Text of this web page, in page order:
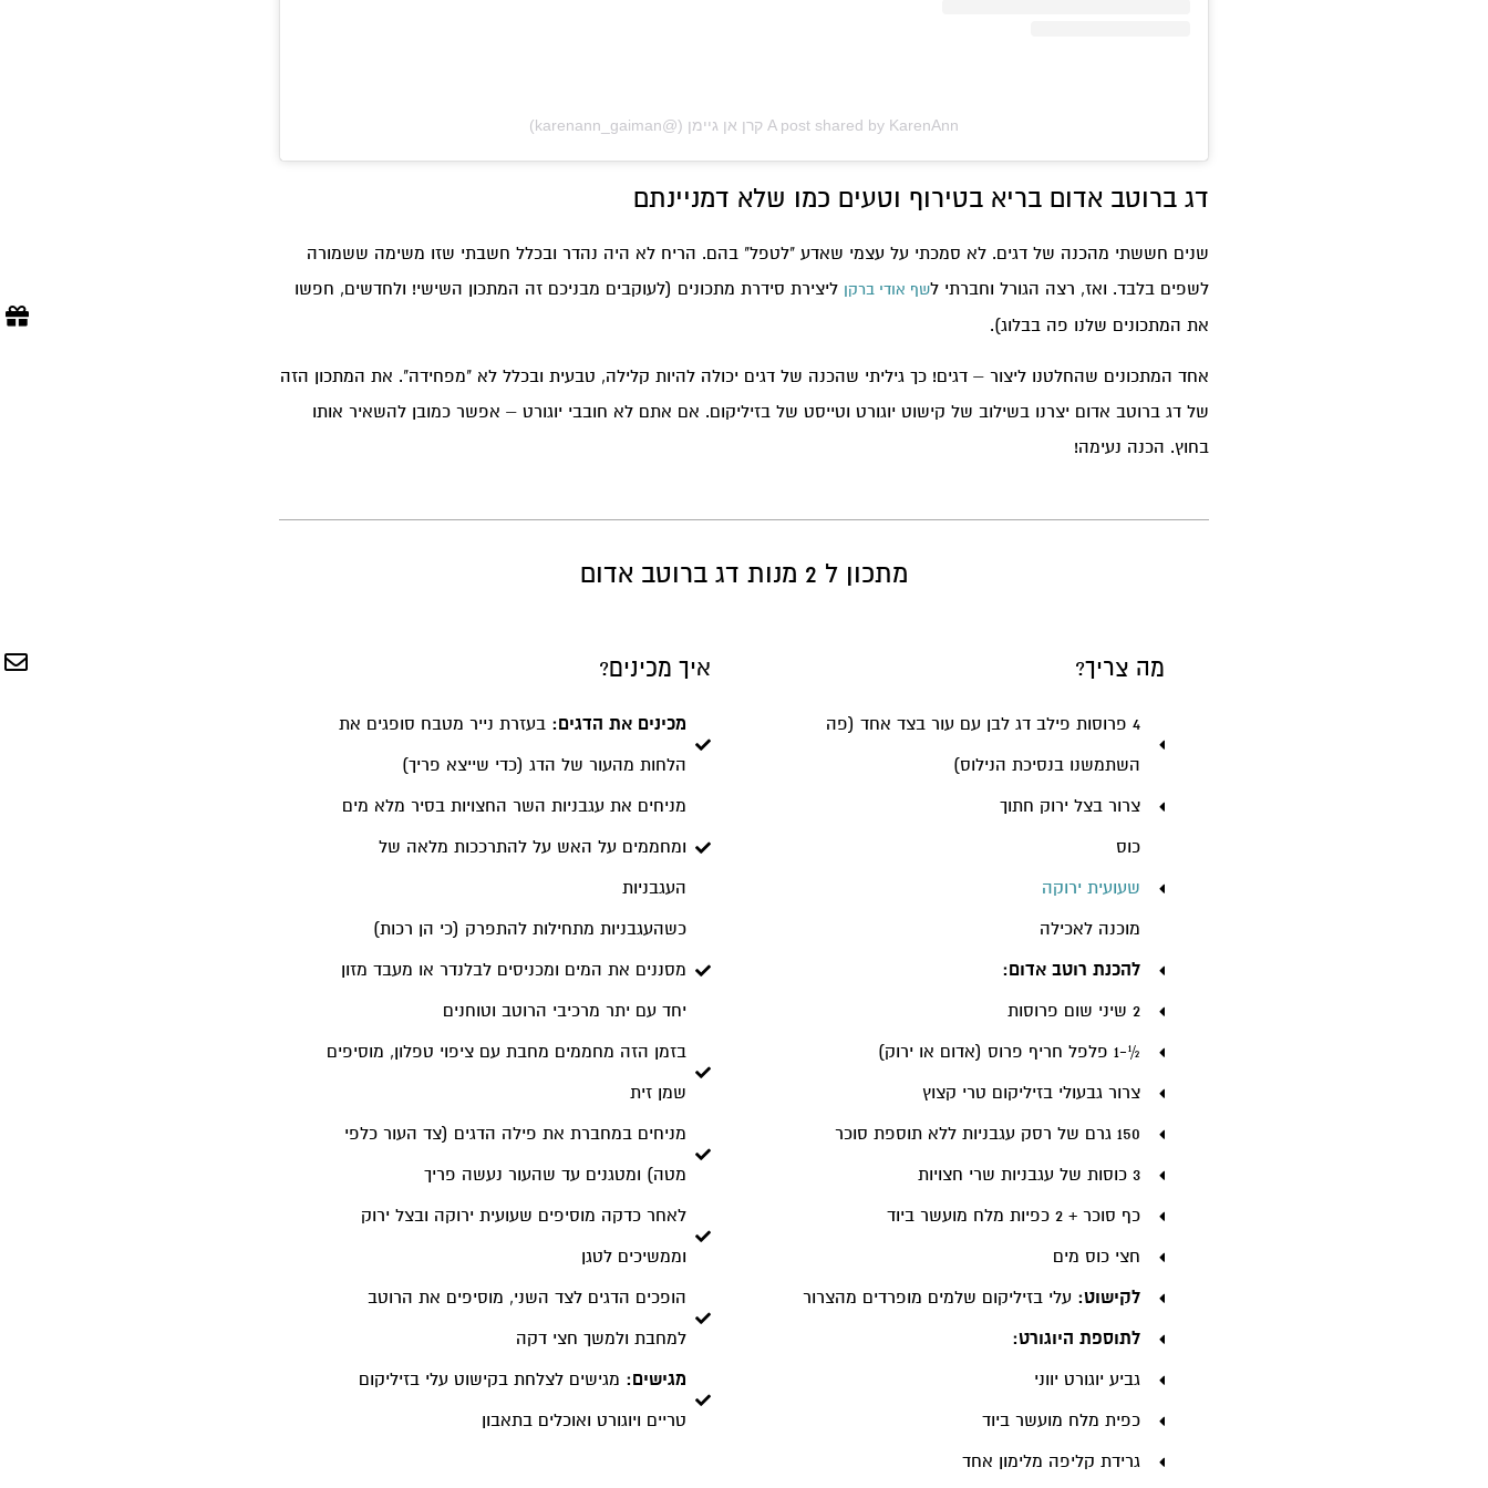
A post shared by KarenAnn קרן אן גיימן (@karenann_gaiman)
דג ברוטב אדום בריא בטירוף וטעים כמו שלא דמניינתם
שנים חששתי מהכנה של דגים. לא סמכתי על עצמי שאדע "לטפל" בהם. הריח לא היה נהדר ובכלל חשבתי שזו משימה ששמורה
לשפים בלבד. ואז, רצה הגורל וחברתי לשף אודי ברקן ליצירת סידרת מתכונים (לעוקבים מבניכם זה המתכון השישי! ולחדשים, חפשו
את המתכונים שלנו פה בבלוג).
אחד המתכונים שהחלטנו ליצור – דגים! כך גיליתי שהכנה של דגים יכולה להיות קלילה, טבעית ובכלל לא "מפחידה". את המתכון הזה
של דג ברוטב אדום יצרנו בשילוב של קישוט יוגורט וטייסט של בזיליקום. אם אתם לא חובבי יוגורט – אפשר כמובן להשאיר אותו
בחוץ. הכנה נעימה!
מתכון ל 2 מנות דג ברוטב אדום
מה צריך?
4 פרוסות פילב דג לבן עם עור בצד אחד (פה
השתמשנו בנסיכת הנילוס)
צרור בצל ירוק חתוך
כוס
שעועית ירוקה
מוכנה לאכילה
להכנת רוטב אדום:
2 שיני שום פרוסות
½-1 פלפל חריף פרוס (אדום או ירוק)
צרור גבעולי בזיליקום טרי קצוץ
150 גרם של רסק עגבניות ללא תוספת סוכר
3 כוסות של עגבניות שרי חצויות
כף סוכר + 2 כפיות מלח מועשר ביוד
חצי כוס מים
לקישוט: עלי בזיליקום שלמים מופרדים מהצרור
לתוספת היוגורט:
גביע יוגורט יווני
כפית מלח מועשר ביוד
גרידת קליפה מלימון אחד
איך מכינים?
מכינים את הדגים: בעזרת נייר מטבח סופגים את
הלחות מהעור של הדג (כדי שייצא פריך)
מניחים את עגבניות השר החצויות בסיר מלא מים
ומחממים על האש על להתרככות מלאה של
העגבניות
כשהעגבניות מתחילות להתפרק (כי הן רכות)
מסננים את המים ומכניסים לבלנדר או מעבד מזון
יחד עם יתר מרכיבי הרוטב וטוחנים
בזמן הזה מחממים מחבת עם ציפוי טפלון, מוסיפים
שמן זית
מניחים במחברת את פילה הדגים (צד העור כלפי
מטה) ומטגנים עד שהעור נעשה פריך
לאחר כדקה מוסיפים שעועית ירוקה ובצל ירוק
וממשיכים לטגן
הופכים הדגים לצד השני, מוסיפים את הרוטב
למחבת ולמשך חצי דקה
מגישים: מגישים לצלחת בקישוט עלי בזיליקום
טריים ויוגורט ואוכלים בתאבון